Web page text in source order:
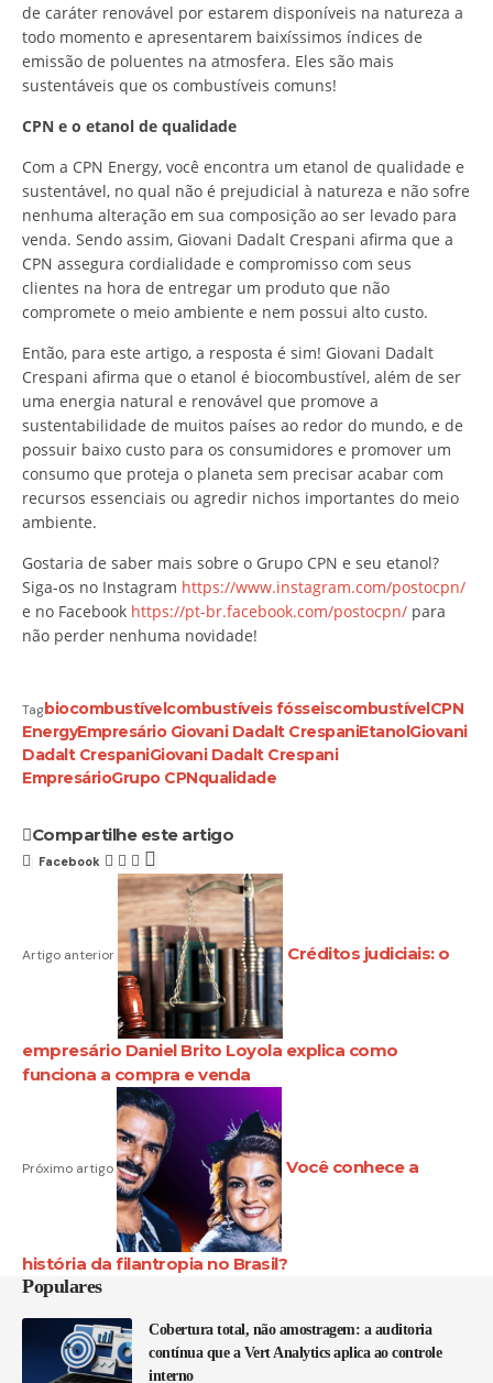
de caráter renovável por estarem disponíveis na natureza a
todo momento e apresentarem baixíssimos índices de
emissão de poluentes na atmosfera. Eles são mais
sustentáveis que os combustíveis comuns!
CPN e o etanol de qualidade
Com a CPN Energy, você encontra um etanol de qualidade e
sustentável, no qual não é prejudicial à natureza e não sofre
nenhuma alteração em sua composição ao ser levado para
venda. Sendo assim, Giovani Dadalt Crespani afirma que a
CPN assegura cordialidade e compromisso com seus
clientes na hora de entregar um produto que não
compromete o meio ambiente e nem possui alto custo.
Então, para este artigo, a resposta é sim! Giovani Dadalt
Crespani afirma que o etanol é biocombustível, além de ser
uma energia natural e renovável que promove a
sustentabilidade de muitos países ao redor do mundo, e de
possuir baixo custo para os consumidores e promover um
consumo que proteja o planeta sem precisar acabar com
recursos essenciais ou agredir nichos importantes do meio
ambiente.
Gostaria de saber mais sobre o Grupo CPN e seu etanol?
Siga-os no Instagram https://www.instagram.com/postocpn/
e no Facebook https://pt-br.facebook.com/postocpn/ para
não perder nenhuma novidade!
Tagbiocombustívelcombustíveis fósseiscombustívelCPN
EnergyEmpresário Giovani Dadalt CrespaniEtanolGiovani
Dadalt CrespaniGiovani Dadalt Crespani
EmpresárioGrupo CPNqualidade
Compartilhe este artigo
Facebook
Artigo anterior Créditos judiciais: o
empresário Daniel Brito Loyola explica como
funciona a compra e venda
Próximo artigo Você conhece a
história da filantropia no Brasil?
Populares
Cobertura total, não amostragem: a auditoria
contínua que a Vert Analytics aplica ao controle
interno